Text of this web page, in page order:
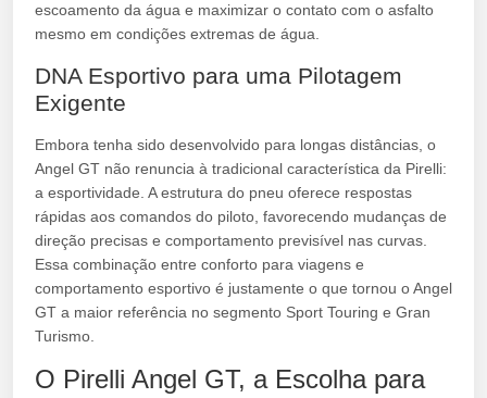
escoamento da água e maximizar o contato com o asfalto
mesmo em condições extremas de água.
DNA Esportivo para uma Pilotagem
Exigente
Embora tenha sido desenvolvido para longas distâncias, o
Angel GT não renuncia à tradicional característica da Pirelli:
a esportividade. A estrutura do pneu oferece respostas
rápidas aos comandos do piloto, favorecendo mudanças de
direção precisas e comportamento previsível nas curvas.
Essa combinação entre conforto para viagens e
comportamento esportivo é justamente o que tornou o Angel
GT a maior referência no segmento Sport Touring e Gran
Turismo.
O Pirelli Angel GT, a Escolha para